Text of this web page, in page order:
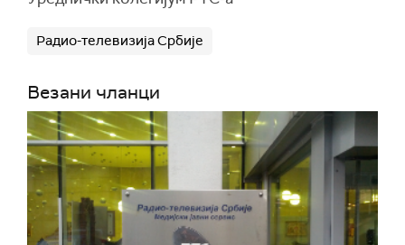
Радио-телевизија Србије
Везани чланци